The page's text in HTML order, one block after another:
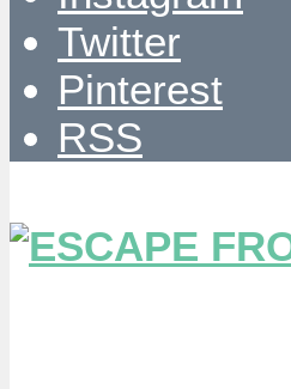
Twitter
Pinterest
RSS